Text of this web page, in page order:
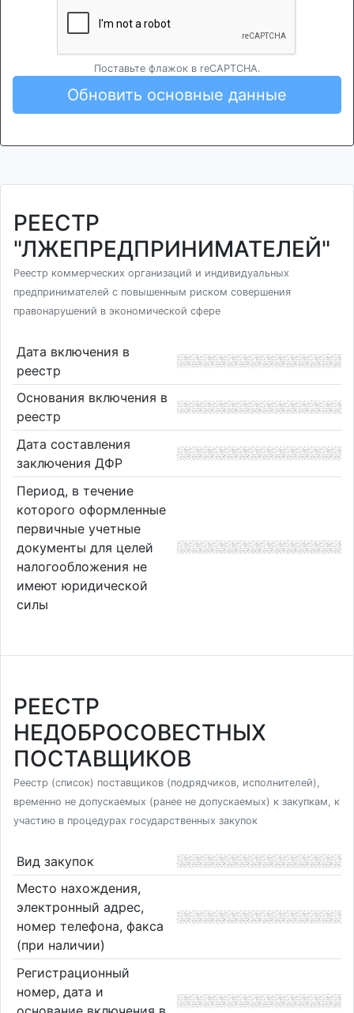
Поставьте флажок в reCAPTCHA.
Обновить основные данные
РЕЕСТР
"ЛЖЕПРЕДПРИНИМАТЕЛЕЙ"
Реестр коммерческих организаций и индивидуальных
предпринимателей с повышенным риском совершения
правонарушений в экономической сфере
Дата включения в
реестр
Основания включения в
реестр
Дата составления
заключения ДФР
Период, в течение
которого оформленные
первичные учетные
документы для целей
налогообложения не
имеют юридической
силы
РЕЕСТР
НЕДОБРОСОВЕСТНЫХ
ПОСТАВЩИКОВ
Реестр (список) поставщиков (подрядчиков, исполнителей),
временно не допускаемых (ранее не допускаемых) к закупкам, к
участию в процедурах государственных закупок
Вид закупок
Место нахождения,
электронный адрес,
номер телефона, факса
(при наличии)
Регистрационный
номер, дата и